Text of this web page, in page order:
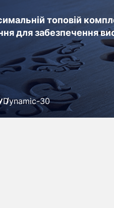
топовій
для забезпечення
Dynamic-30